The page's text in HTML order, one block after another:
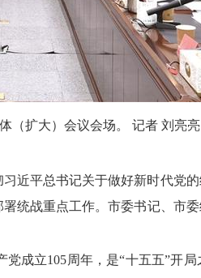
（扩大）会议会场。 记者 刘亮
习近平总书记关于做好新时代党
署统战重点工作。市委书记、 市
成立105周年， 是“十五五”开局